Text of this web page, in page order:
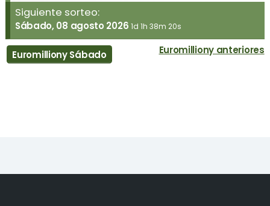
Siguiente sorteo:
Sábado, 08 agosto 2026 1d 1h 38m 20s
Euromilliony Sábado Euromilliony anteriores